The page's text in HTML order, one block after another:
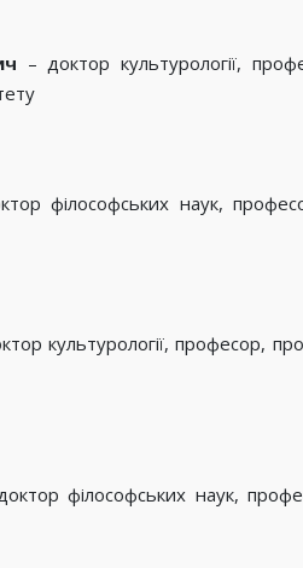
– доктор культурології,
філософських наук,
культурології, професор,
філософських наук,